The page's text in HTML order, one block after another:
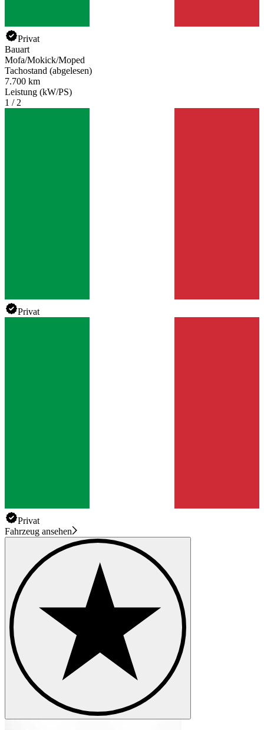
Privat
Bauart
Mofa/Mokick/Moped
Tachostand (abgelesen)
7.700 km
Leistung (kW/PS)
1 / 2
Privat
Privat
Fahrzeug ansehen